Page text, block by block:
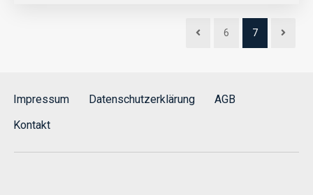
6 7
Impressum Datenschutzerklärung
AGB
Kontakt